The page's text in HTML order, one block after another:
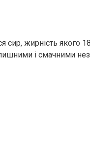
сир, жирність якого
і смачними